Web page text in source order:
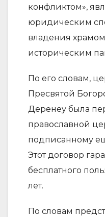
конфликтом»,
юридическим
владения
историческим
По его словам,
Пресвятой
Деренеу была
православной
подписанному
Этот договор
бесплатного
лет.
По словам